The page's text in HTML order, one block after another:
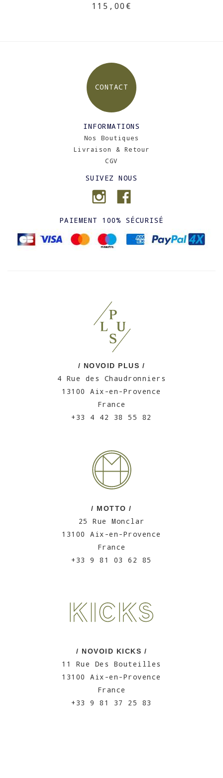
115,00€
CONTACT
INFORMATIONS
Nos Boutiques
Livraison & Retour
CGV
SUIVEZ NOUS
PAIEMENT 100% SÉCURISÉ
/ NOVOID PLUS /
4 Rue des Chaudronniers
13100 Aix-en-Provence
France
+33 4 42 38 55 82
/ MOTTO /
25 Rue Monclar
13100 Aix-en-Provence
France
+33 9 81 03 62 85
/ NOVOID KICKS /
11 Rue Des Bouteilles
13100 Aix-en-Provence
France
+33 9 81 37 25 83